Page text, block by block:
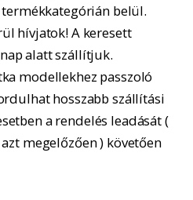
belül.
hívjatok! A keresett
alatt szállítjuk.
modellekhez passzoló
hosszabb szállítási
a rendelés leadását (
megelőzően ) követően